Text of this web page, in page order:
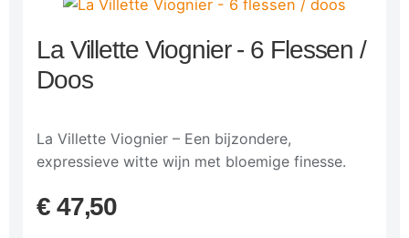
La Villette Viognier - 6 Flessen /
Doos
La Villette Viognier – Een bijzondere,
expressieve witte wijn met bloemige finesse.
€47,50